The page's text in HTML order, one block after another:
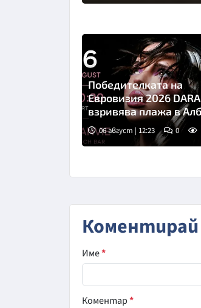
Победителката на
Евровизия 2026 DARA
взривява плажа в
с незабравимо лятно
парти
06 август | 12:23 0
Коментирай
Име*
Коментар*